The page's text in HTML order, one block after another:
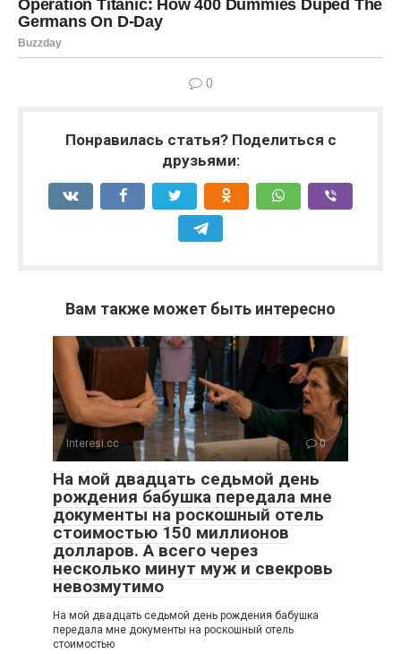
0
Понравилась статья? Поделиться с
друзьями:
Вам также может быть интересно
Interesi.cc 0
На мой двадцать седьмой день
рождения бабушка передала мне
документы на роскошный отель
стоимостью 150 миллионов
долларов. А всего через
несколько минут муж и свекровь
невозмутимо
На мой двадцать седьмой день рождения бабушка
передала мне документы на роскошный отель
стоимостью